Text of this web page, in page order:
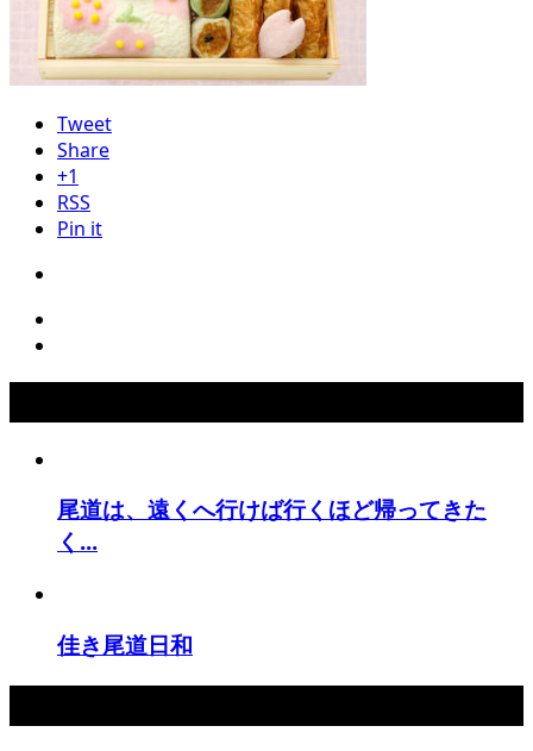
Tweet
Share
+1
RSS
Pin it
尾道は、遠くへ行けば行くほど帰ってきた
く...
佳き尾道日和